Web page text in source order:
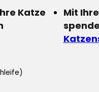
Katze
Mit